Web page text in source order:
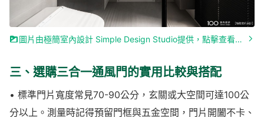
圖片由極簡室內設計 Simple Design Studio提供，點擊查看作品詳情»
三、選購三合一通風門的實用比較與搭配
• 標準門片寬度常見70-90公分，玄關或大空間可達100公
分以上。測量時記得預留門框與五金空間，門片開闔不卡、